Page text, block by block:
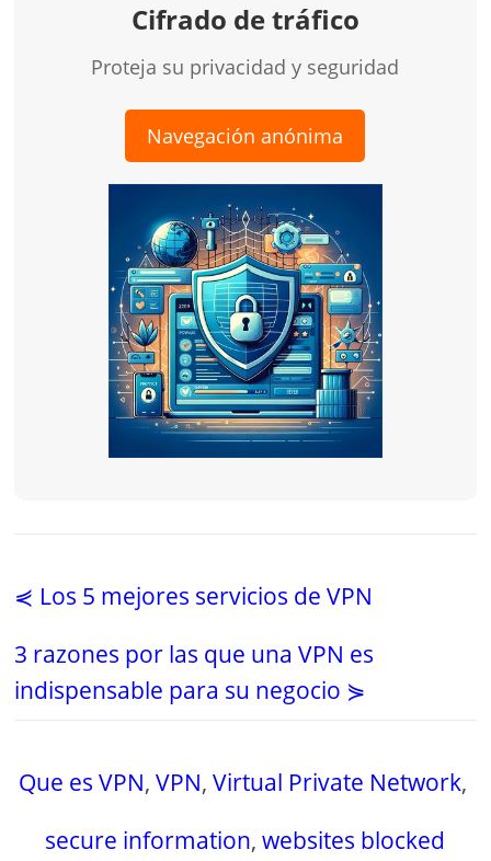
Cifrado de tráfico
Proteja su privacidad y seguridad
Navegación anónima
⋞ Los 5 mejores servicios de VPN
3 razones por las que una VPN es
indispensable para su negocio ⋟
Que es VPN, VPN, Virtual Private Network,
secure information,websites blocked